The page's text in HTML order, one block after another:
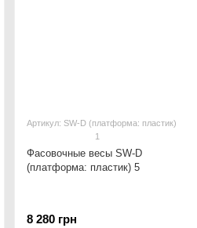
Артикул: SW-D (платформа: пластик)
1
Фасовочные весы SW-D
(платформа: пластик) 5
8 280 грн